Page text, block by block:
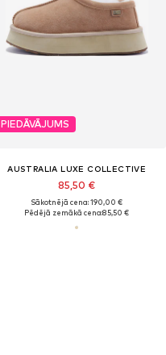
PIEDĀVĀJUMS
AUSTRALIA LUXE COLLECTIVE
85,50 €
Sākotnējā cena: 190,00 €
Pēdējā zemākā cena:85,50 €